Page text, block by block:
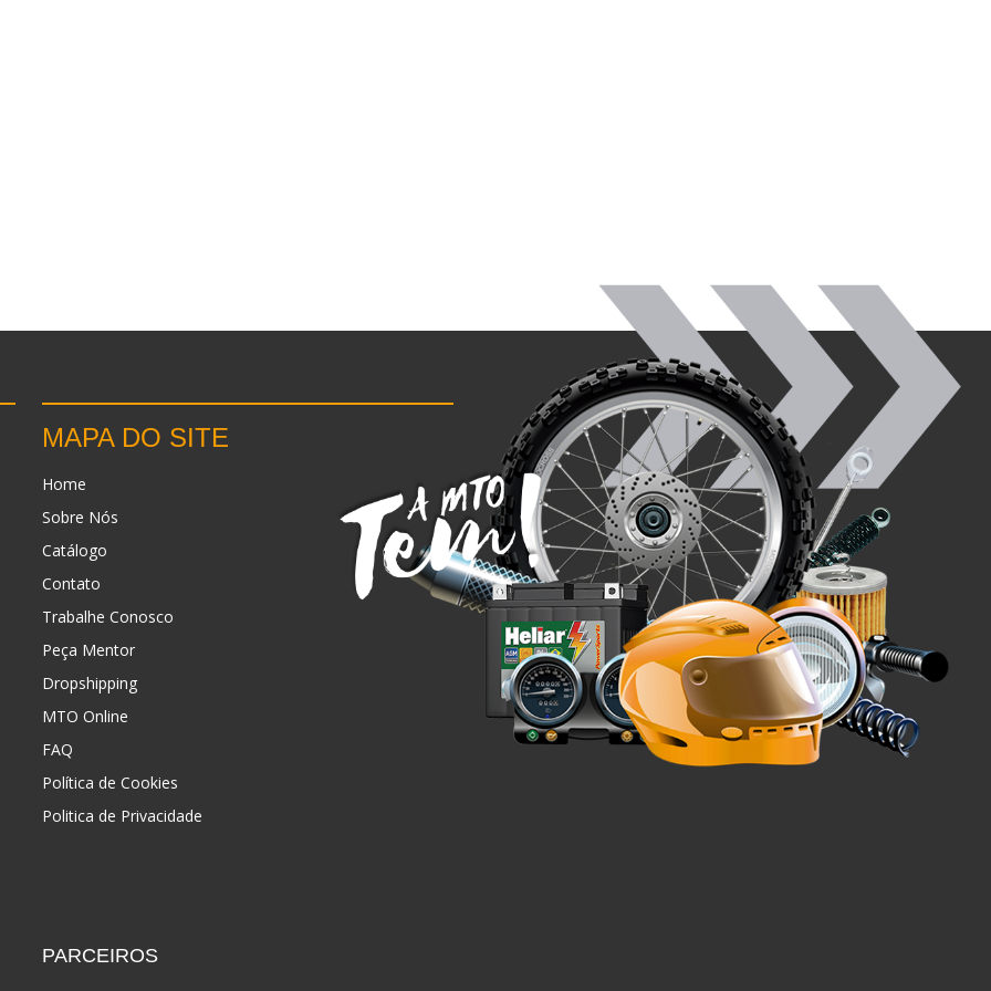
MAPA DO SITE
Home
Sobre Nós
Catálogo
Contato
Trabalhe Conosco
Peça Mentor
Dropshipping
MTO Online
FAQ
Política de Cookies
Politica de Privacidade
PARCEIROS